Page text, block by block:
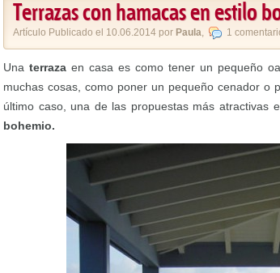
Terrazas con hamacas en estilo
Artículo Publicado el 10.06.2014 por Paula, 1
Una terraza en casa es como tener un pequeño
muchas cosas, como poner un pequeño cenador o
último caso, una de las propuestas más atractivas
bohemio.